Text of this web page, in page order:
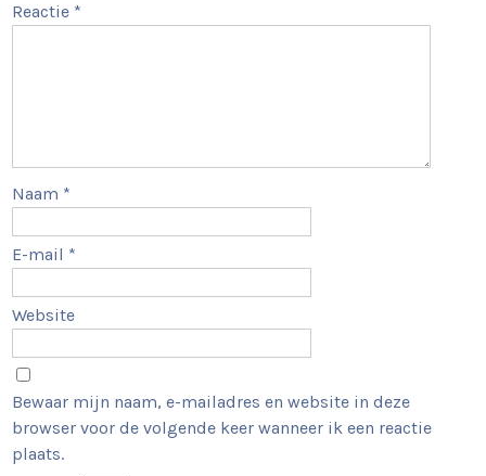
Reactie *
Naam *
E-mail *
Website
Bewaar mijn naam, e-mailadres en website in deze
browser voor de volgende keer wanneer ik een reactie
plaats.